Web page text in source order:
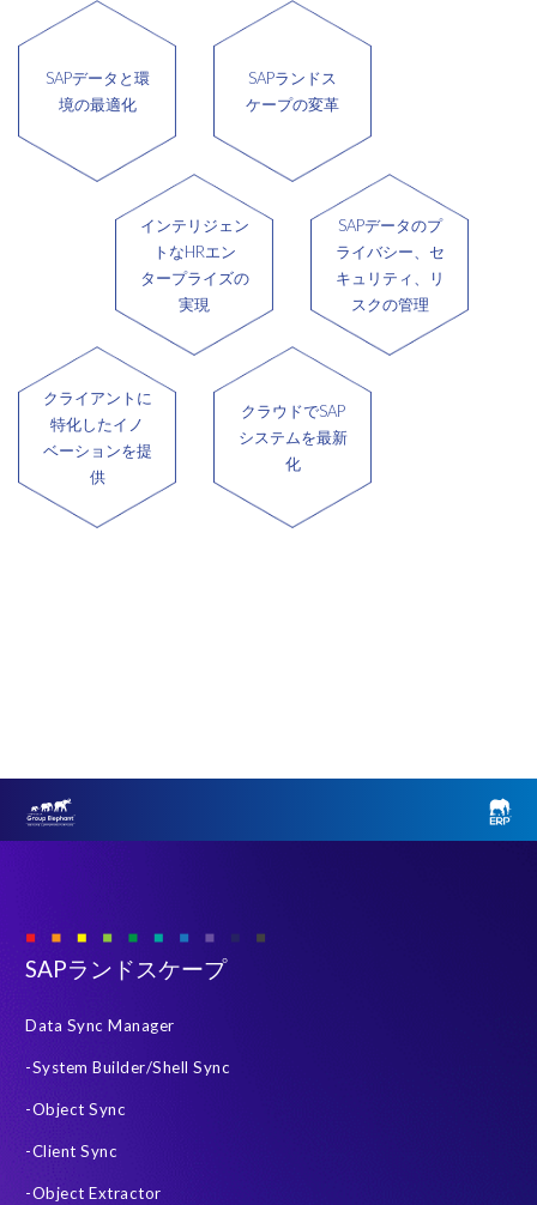
SAPデータと環
境の最適化
SAPランドス
ケープの変革
インテリジェン
トなHRエン
タープライズの
実現
SAPデータのプ
ライバシー、セ
キュリティ、リ
スクの管理
クライアントに
特化したイノ
ベーションを提
供
クラウドでSAP
システムを最新
化
SAPランドスケープ
Data Sync Manager
-System Builder/Shell Sync
-Object Sync
-Client Sync
-Object Extractor